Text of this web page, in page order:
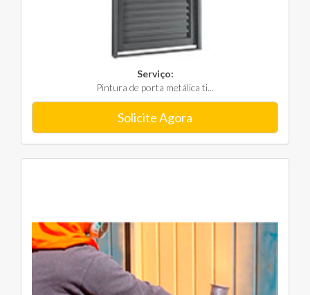
Serviço:
Pintura de porta metálica ti...
Solicite Agora